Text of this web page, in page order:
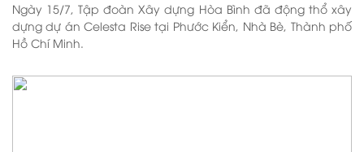
Ngày 15/7, Tập đoàn Xây dựng Hòa Bình đã động thổ xây
dựng dự án Celesta Rise tại Phước Kiển, Nhà Bè, Thành phố
Hồ Chí Minh.